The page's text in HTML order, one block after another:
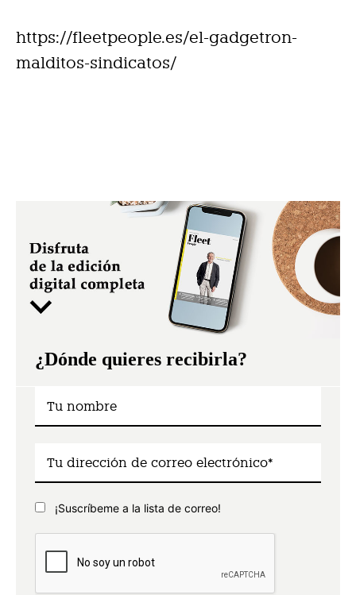
https://fleetpeople.es/el-gadgetron-
malditos-sindicatos/
¿Dónde quieres recibirla?
¡Suscríbeme a la lista de correo!